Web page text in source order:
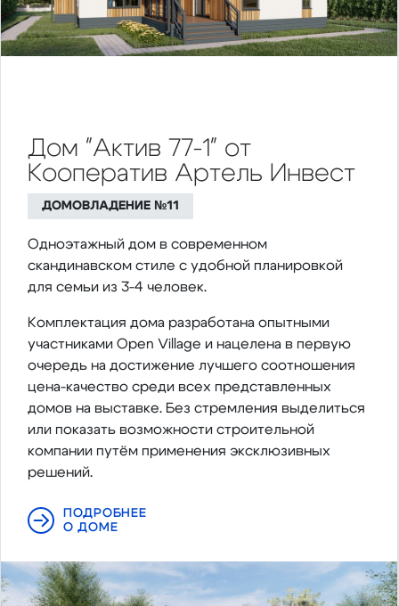
Дом "Актив 77-1" от
Кооператив Артель Инвест
ДОМОВЛАДЕНИЕ №11
Одноэтажный дом в современном
скандинавском стиле с удобной планировкой
для семьи из 3-4 человек.
Комплектация дома разработана опытными
участниками Open Village и нацелена в первую
очередь на достижение лучшего соотношения
цена-качество среди всех представленных
домов на выставке. Без стремления выделиться
или показать возможности строительной
компании путём применения эксклюзивных
решений.
ПОДРОБНЕЕ
О ДОМЕ